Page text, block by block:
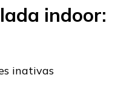
indoor:
inativas